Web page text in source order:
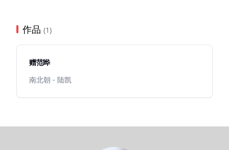
作品 (1)
赠范晔
南北朝 - 陆凯